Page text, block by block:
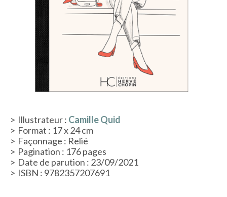
LA MAISON
CONTACT
INSCRIPTION NEWSLETTER
Illustrateur : Camille Quid
Format : 17 x 24 cm
Façonnage : Relié
Pagination : 176 pages
Date de parution : 23/09/2021
ISBN : 9782357207691